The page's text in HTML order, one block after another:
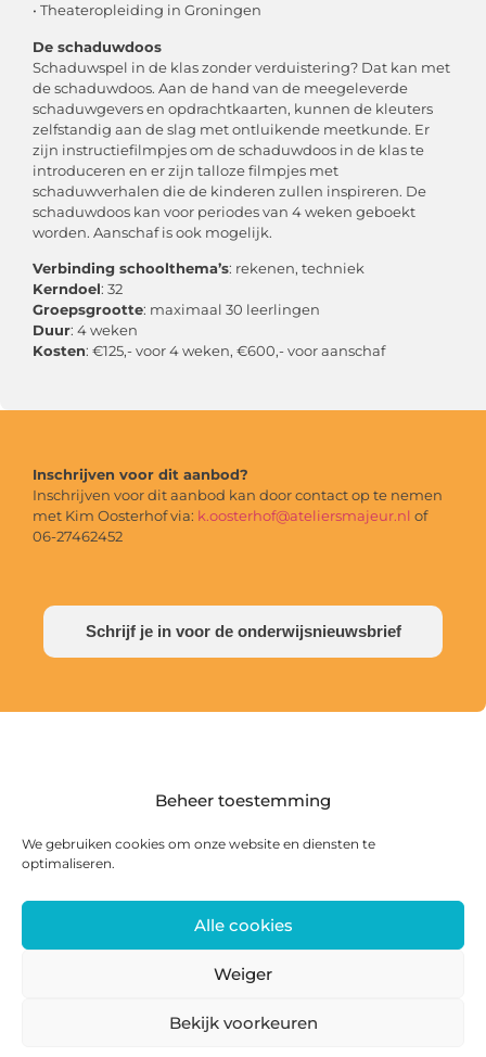
Beheer toestemming
We gebruiken cookies om onze website en diensten te
optimaliseren.
Alle cookies
Weiger
Bekijk voorkeuren
• Theateropleiding in Groningen
De schaduwdoos
Schaduwspel in de klas zonder verduistering? Dat kan met
de schaduwdoos. Aan de hand van de meegeleverde
schaduwgevers en opdrachtkaarten, kunnen de kleuters
zelfstandig aan de slag met ontluikende meetkunde. Er
zijn instructiefilmpjes om de schaduwdoos in de klas te
introduceren en er zijn talloze filmpjes met
schaduwverhalen die de kinderen zullen inspireren. De
schaduwdoos kan voor periodes van 4 weken geboekt
worden. Aanschaf is ook mogelijk.
Verbinding schoolthema’s: rekenen, techniek
Kerndoel: 32
Groepsgrootte: maximaal 30 leerlingen
Duur: 4 weken
Kosten: €125,- voor 4 weken, €600,- voor aanschaf
Inschrijven voor dit aanbod?
Inschrijven voor dit aanbod kan door contact op te nemen
met Kim Oosterhof via: k.oosterhof@ateliersmajeur.nl of
06-27462452
Schrijf je in voor de onderwijsnieuwsbrief
Postadres: Postbus 285, 8440 AG Heerenveen |
Bezoekadres: Zwanedrift 2, 8446 KS Heerenveen
0513 468 158 | info@ateliersmajeur.nl